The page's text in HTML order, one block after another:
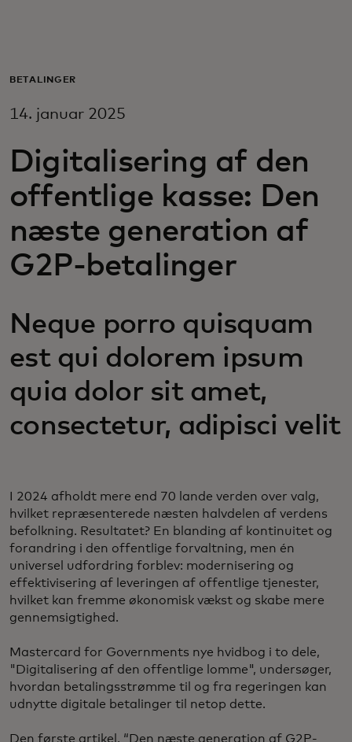
Til virksomheder
Til innovatører
Nyheder og trends
BETALINGER
14. januar 2025
Digitalisering af den
offentlige kasse: Den
næste generation af
G2P-betalinger
Neque porro quisquam
est qui dolorem ipsum
quia dolor sit amet,
consectetur, adipisci velit
I 2024 afholdt mere end 70 lande verden over valg,
hvilket repræsenterede næsten halvdelen af verdens
befolkning. Resultatet? En blanding af kontinuitet og
forandring i den offentlige forvaltning, men én
universel udfordring forblev: modernisering og
effektivisering af leveringen af offentlige tjenester,
hvilket kan fremme økonomisk vækst og skabe mere
gennemsigtighed.
Mastercard for Governments nye hvidbog i to dele,
"Digitalisering af den offentlige lomme", undersøger,
hvordan betalingsstrømme til og fra regeringen kan
udnytte digitale betalinger til netop dette.
Den første artikel, “Den næste generation af G2P-